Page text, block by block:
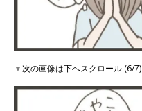
▼次の画像は下へスクロール (6/7)